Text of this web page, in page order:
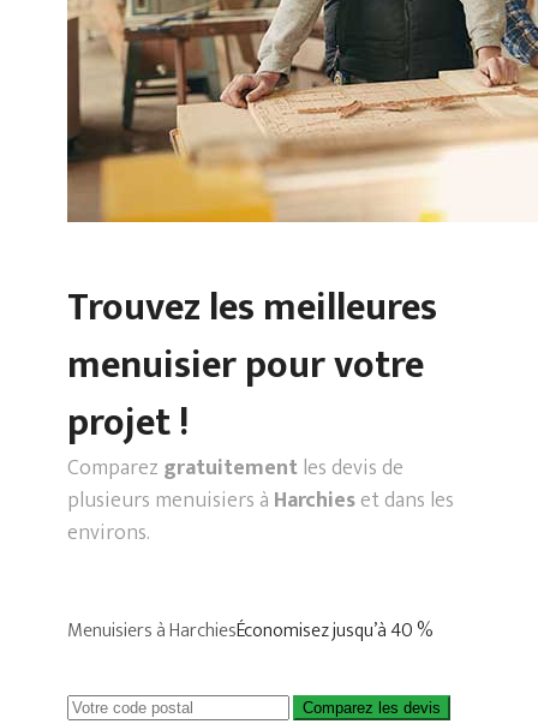
Trouvez les meilleures
menuisier pour votre
projet !
Comparez gratuitementles devis de
plusieurs menuisiers à Harchieset dans les
environs.
Menuisiers à HarchiesÉconomisez jusqu’à 40 %
Comparez les devis